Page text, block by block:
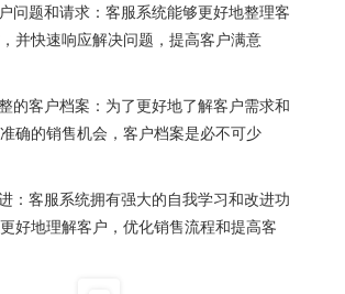
题和请求：客服系统能够更好地整理客
并快速响应解决问题，提高客户满意
客户档案：为了更好地了解客户需求和
确的销售机会，客户档案是必不可少
客服系统拥有强大的自我学习和改进功
好地理解客户，优化销售流程和提高客